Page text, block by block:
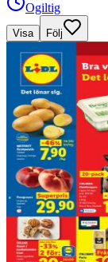
Ogiltig
Visa Följ